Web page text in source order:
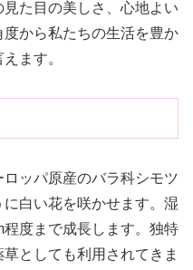
た目の美しさ、心地よい
から私たちの生活を豊か
ます。
ッパ原産のバラ科シモツ
白い花を咲かせます。湿
度まで成長します。独特
としても利用されてきま